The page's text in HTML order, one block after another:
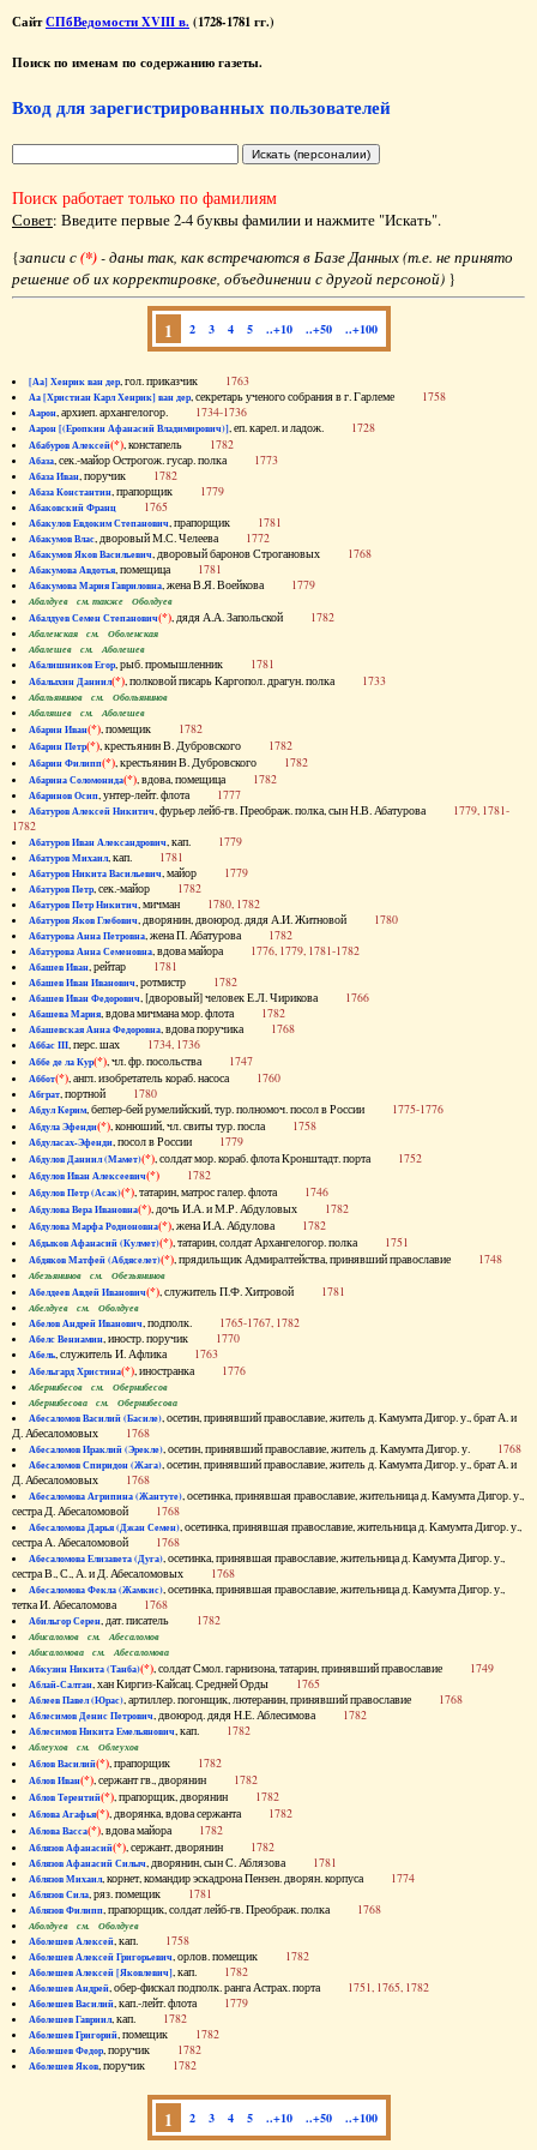
СайтСПбВедомости XVIII в. (1728-1781 гг.)
Поиск по именам по содержанию газеты.
Вход для зарегистрированных пользователей
Поиск работает только по фамилиям
Совет: Введите первые 2-4 буквы фамилии и нажмите "Искать".
{записи с(*)- даны так, как встречаются в Базе Данных (т.е. не принято
решение об их корректировке, объединении с другой персоной) }
1 2 3 4 5 ..+10 ..+50 ..+100
[Аа] Хенрик ван дер, гол. приказчик 1763
Аа [Христиан Карл Хенрик] ван дер, секретарь ученого собрания в г. Гарлеме 1758
Аарон, архиеп. архангелогор. 1734-1736
Аарон [(Еропкин Афанасий Владимирович)], еп. карел. и ладож. 1728
Абабуров Алексей(*), констапель 1782
Абаза, сек.-майор Острогож. гусар. полка 1773
Абаза Иван, поручик 1782
Абаза Константин, прапорщик 1779
Абаковский Франц 1765
Абакулов Евдоким Степанович, прапорщик 1781
Абакумов Влас, дворовый М.С. Челеева 1772
Абакумов Яков Васильевич, дворовый баронов Строгановых 1768
Абакумова Авдотья, помещица 1781
Абакумова Мария Гавриловна, жена В.Я. Воейкова 1779
Абалдуев см. также Оболдуев
Абалдуев Семен Степанович(*), дядя А.А. Запольской 1782
Абаленская см. Оболенская
Абалешев см. Аболешев
Абалишников Егор, рыб. промышленник 1781
Абалыхин Даниил(*), полковой писарь Каргопол. драгун. полка 1733
Абальянинов см. Обольянинов
Абаляшев см. Аболешев
Абарин Иван(*), помещик 1782
Абарин Петр(*), крестьянин В. Дубровского 1782
Абарин Филипп(*), крестьянин В. Дубровского 1782
Абарина Соломонида(*), вдова, помещица 1782
Абаринов Осип, унтер-лейт. флота 1777
Абатуров Алексей Никитич, фурьер лейб-гв. Преображ. полка, сын Н.В. Абатурова 1779, 1781-
1782
Абатуров Иван Александрович, кап. 1779
Абатуров Михаил, кап. 1781
Абатуров Никита Васильевич, майор 1779
Абатуров Петр, сек.-майор 1782
Абатуров Петр Никитич, мичман 1780, 1782
Абатуров Яков Глебович, дворянин, двоюрод. дядя А.И. Житновой 1780
Абатурова Анна Петровна, жена П. Абатурова 1782
Абатурова Анна Семеновна, вдова майора 1776, 1779, 1781-1782
Абашев Иван, рейтар 1781
Абашев Иван Иванович, ротмистр 1782
Абашев Иван Федорович, [дворовый] человек Е.Л. Чирикова 1766
Абашева Мария, вдова мичмана мор. флота 1782
Абашевская Анна Федоровна, вдова поручика 1768
Аббас III, перс. шах 1734, 1736
Аббе де ла Кур(*), чл. фр. посольства 1747
Аббот(*), англ. изобретатель кораб. насоса 1760
Абграт, портной 1780
Абдул Керим, беглер-бей румелийский, тур. полномоч. посол в России 1775-1776
Абдула Эфенди(*), конюший, чл. свиты тур. посла 1758
Абдуласах-Эфенди, посол в России 1779
Абдулов Даниил (Мамет)(*), солдат мор. кораб. флота Кронштадт. порта 1752
Абдулов Иван Алексеевич(*) 1782
Абдулов Петр (Асак)(*), татарин, матрос галер. флота 1746
Абдулова Вера Ивановна(*), дочь И.А. и М.Р. Абдуловых 1782
Абдулова Марфа Родионовна(*), жена И.А. Абдулова 1782
Абдыков Афанасий (Кулмет)(*), татарин, солдат Архангелогор. полка 1751
Абдяков Матфей (Абдяселет)(*), прядильщик Адмиралтейства, принявший православие 1748
Абезьянинов см. Обезьянинов
Абелдеев Авдей Иванович(*), служитель П.Ф. Хитровой 1781
Абелдуев см. Оболдуев
Абелов Андрей Иванович, подполк. 1765-1767, 1782
Абелс Вениамин, иностр. поручик 1770
Абель, служитель И. Афлика 1763
Абельгард Христина(*), иностранка 1776
Абернибесов см. Обернибесов
Абернибесова см. Обернибесова
Абесаломов Василий (Басиле), осетин, принявший православие, житель д. Камумта Дигор. у., брат А. и
Д. Абесаломовых 1768
Абесаломов Ираклий (Эрекле), осетин, принявший православие, житель д. Камумта Дигор. у. 1768
Абесаломов Спиридон (Жага), осетин, принявший православие, житель д. Камумта Дигор. у., брат А. и
Д. Абесаломовых 1768
Абесаломова Агрипина (Жантуте), осетинка, принявшая православие, жительница д. Камумта Дигор. у.,
сестра Д. Абесаломовой 1768
Абесаломова Дарья (Джан Семен), осетинка, принявшая православие, жительница д. Камумта Дигор. у.,
сестра А. Абесаломовой 1768
Абесаломова Елизавета (Дуга), осетинка, принявшая православие, жительница д. Камумта Дигор. у.,
сестра В., С., А. и Д. Абесаломовых 1768
Абесаломова Фекла (Жамкис), осетинка, принявшая православие, жительница д. Камумта Дигор. у.,
тетка И. Абесаломова 1768
Абильгор Серен, дат. писатель 1782
Абисаломов см. Абесаломов
Абисаломова см. Абесаломова
Абкузин Никита (Танба)(*), солдат Смол. гарнизона, татарин, принявший православие 1749
Аблай-Салтан, хан Киргиз-Кайсац. Средней Орды 1765
Аблеев Павел (Юрас), артиллер. погонщик, лютеранин, принявший православие 1768
Аблесимов Денис Петрович, двоюрод. дядя Н.Е. Аблесимова 1782
Аблесимов Никита Емельянович, кап. 1782
Аблеухов см. Облеухов
Аблов Василий(*), прапорщик 1782
Аблов Иван(*), сержант гв., дворянин 1782
Аблов Терентий(*), прапорщик, дворянин 1782
Аблова Агафья(*), дворянка, вдова сержанта 1782
Аблова Васса(*), вдова майора 1782
Аблязов Афанасий(*), сержант, дворянин 1782
Аблязов Афанасий Силыч, дворянин, сын С. Аблязова 1781
Аблязов Михаил, корнет, командир эскадрона Пензен. дворян. корпуса 1774
Аблязов Сила, ряз. помещик 1781
Аблязов Филипп, прапорщик, солдат лейб-гв. Преображ. полка 1768
Аболдуев см. Оболдуев
Аболешев Алексей, кап. 1758
Аболешев Алексей Григорьевич, орлов. помещик 1782
Аболешев Алексей [Яковлевич], кап. 1782
Аболешев Андрей, обер-фискал подполк. ранга Астрах. порта 1751, 1765, 1782
Аболешев Василий, кап.-лейт. флота 1779
Аболешев Гавриил, кап. 1782
Аболешев Григорий, помещик 1782
Аболешев Федор, поручик 1782
Аболешев Яков, поручик 1782
1 2 3 4 5 ..+10 ..+50 ..+100